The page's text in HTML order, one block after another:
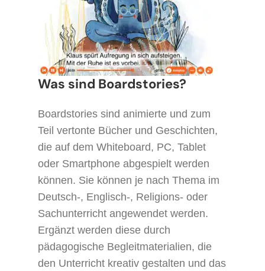
Was sind Boardstories?
Boardstories sind animierte und zum
Teil vertonte Bücher und Geschichten,
die auf dem Whiteboard, PC, Tablet
oder Smartphone abgespielt werden
können. Sie können je nach Thema im
Deutsch-, Englisch-, Religions- oder
Sachunterricht angewendet werden.
Ergänzt werden diese durch
pädagogische Begleitmaterialien, die
den Unterricht kreativ gestalten und das